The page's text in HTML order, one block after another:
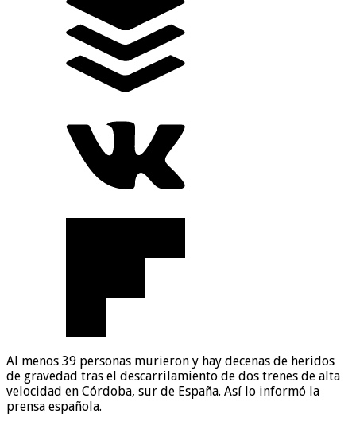
Al menos 39 personas murieron y hay decenas de heridos
de gravedad tras el descarrilamiento de dos trenes de alta
velocidad en Córdoba, sur de España. Así lo informó la
prensa española.